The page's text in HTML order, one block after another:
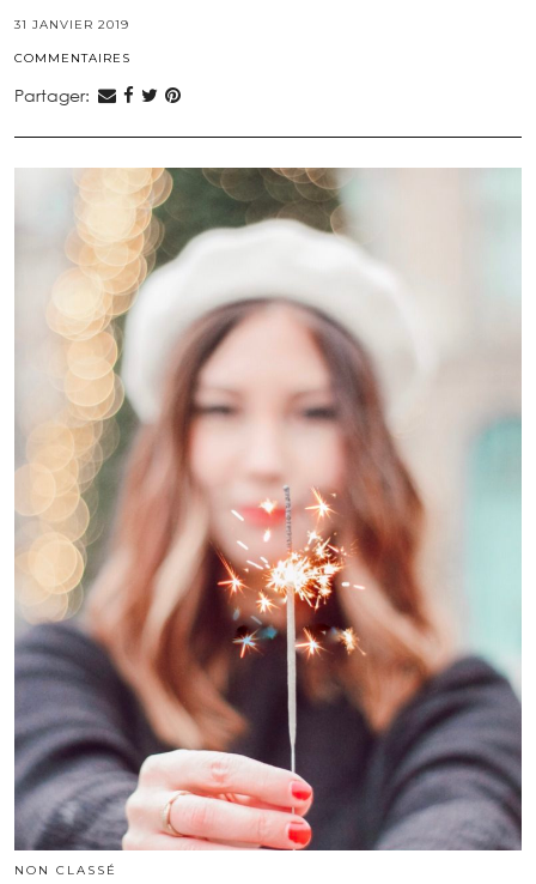
31 JANVIER 2019
COMMENTAIRES
Partager:
NON CLASSÉ